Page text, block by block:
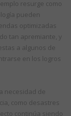
resurge como
pueden
optimizadas
tan apremiante, y
a algunos de
en los logros
necesidad de
como desastres
continúa siendo